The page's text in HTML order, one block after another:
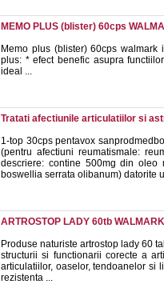
MEMO PLUS (blister) 60cps
Memo plus (blister) 60cps
plus: * efect benefic asupra
ideal ...
Tratati afectiunile articulatiilor si
1-top 30cps pentavox
(pentru afectiuni reumatismale:
descriere: contine 500mg din oleo
boswellia serrata olibanum) datorite
ARTROSTOP LADY 60tb WALMARK
Produse naturiste artrostop lady 60
structurii si functionarii corecte a
articulatiilor, oaselor, tendoanelor si
rezistenta ...